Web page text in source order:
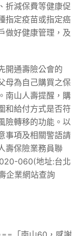
折減保費等健康促
指定疫苗或指定癌
做好健康管理，及
開通壽險公會的
母為自己購買之保
南山人壽提醒，購
和給付方式是否符
險轉移的功能。以
事項及相關警語請
壽保險業務員聯
060(地址:台北
企業網站查詢